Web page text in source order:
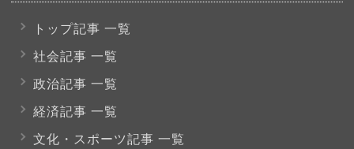
トップ記事 一覧
社会記事 一覧
政治記事 一覧
経済記事 一覧
文化・スポーツ記事 一覧